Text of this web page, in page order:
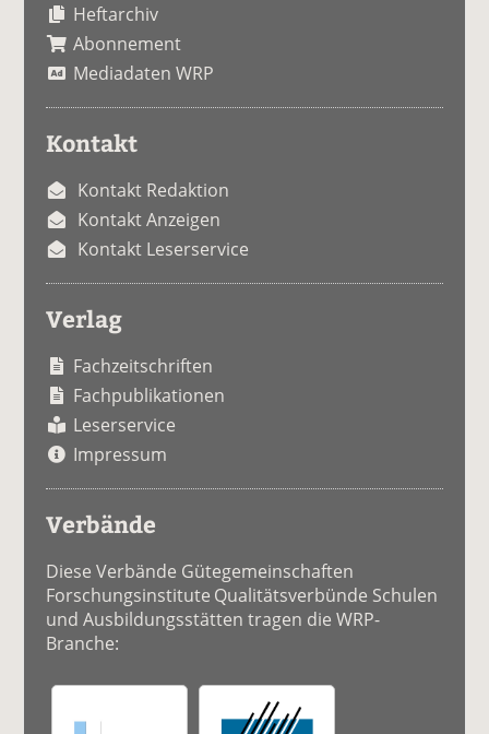
Heftarchiv
Abonnement
Mediadaten WRP
Kontakt
Kontakt Redaktion
Kontakt Anzeigen
Kontakt Leserservice
Verlag
Fachzeitschriften
Fachpublikationen
Leserservice
Impressum
Verbände
Diese Verbände Gütegemeinschaften
Forschungsinstitute Qualitätsverbünde Schulen
und Ausbildungsstätten tragen die WRP-
Branche: